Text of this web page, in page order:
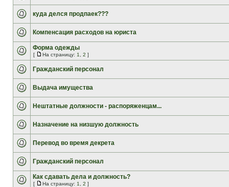
куда делся продпаек???
Компенсация расходов на юриста
Форма одежды
[ На страницу: 1 2 ]
Гражданский персонал
Выдача имущества
Нештатные должности - распоряженцам...
Назначение на низшую должность
Перевод во время декрета
Гражданский персонал
Как сдавать дела и должность?
[ На страницу: 1 2 ]